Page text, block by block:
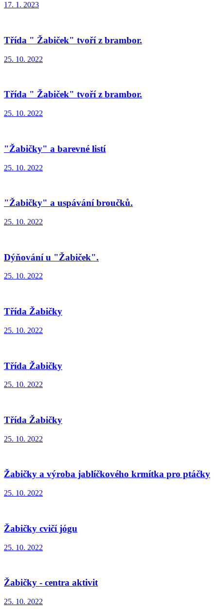
17. 1. 2023
Třída " Žabiček" tvoří z brambor.
25. 10. 2022
Třída " Žabiček" tvoří z brambor.
25. 10. 2022
"Žabičky" a barevné listí
25. 10. 2022
"Žabičky" a uspávání broučků.
25. 10. 2022
Dýňování u "Žabiček".
25. 10. 2022
Třída Žabičky
25. 10. 2022
Třída Žabičky
25. 10. 2022
Třída Žabičky
25. 10. 2022
Žabičky a výroba jablíčkového krmítka pro ptáčky
25. 10. 2022
Žabičky cvičí jógu
25. 10. 2022
Žabičky - centra aktivit
25. 10. 2022